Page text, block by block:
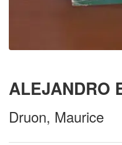
ALEJANDRO
Druon, Maurice